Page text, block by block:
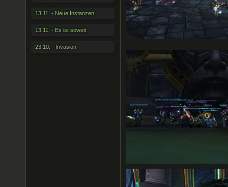
13.11. - Neue Instanzen
13.11. - Es ist soweit
23.10. - Invasion